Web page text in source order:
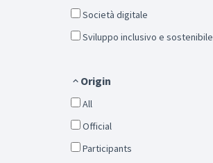
Società digitale
Sviluppo inclusivo e sostenibile
Origin
All
Official
Participants